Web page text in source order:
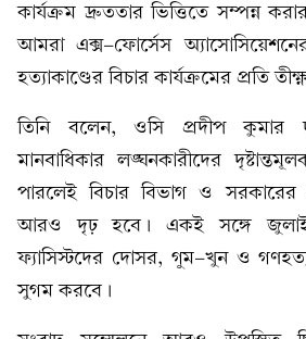
কার্যক্রম দ্রুততার ভিত্তিতে সম্পন্ন
আমরা এক্স-ফোর্সেস
হত্যাকাণ্ডের বিচার কার্যক্রমের প্রতি
তিনি বলেন, ওসি প্রদীপ কুমার
মানবাধিকার লঙ্ঘনকারীদের
পারলেই বিচার বিভাগ ও
আরও দৃঢ় হবে। একই সঙ্গে জুলাই
ফ্যাসিস্টদের দোসর, গুম-খুন ও
সুগম করবে।